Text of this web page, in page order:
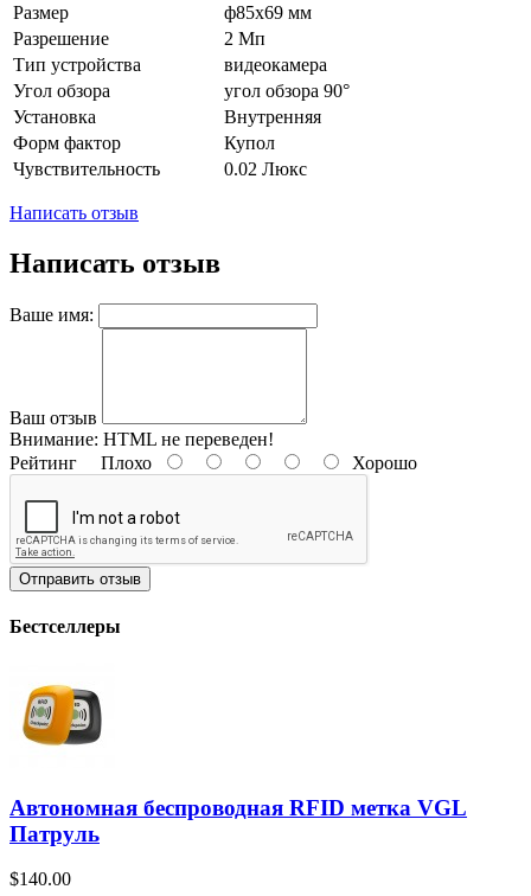
Размер
ф85х69 мм
Разрешение
2 Мп
Тип устройства
видеокамера
Угол обзора
угол обзора 90°
Установка
Внутренняя
Форм фактор
Купол
Чувствительность
0.02 Люкс
Написать отзыв
Написать отзыв
Ваше имя:
Ваш отзыв
Внимание: HTML не переведен!
Рейтинг Плохо Хорошо
Отправить отзыв
Бестселлеры
Автономная беспроводная RFID метка VGL
Патруль
$140.00